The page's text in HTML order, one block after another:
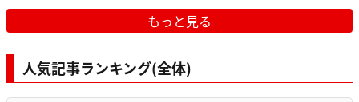
もっと見る
人気記事ランキング(全体)